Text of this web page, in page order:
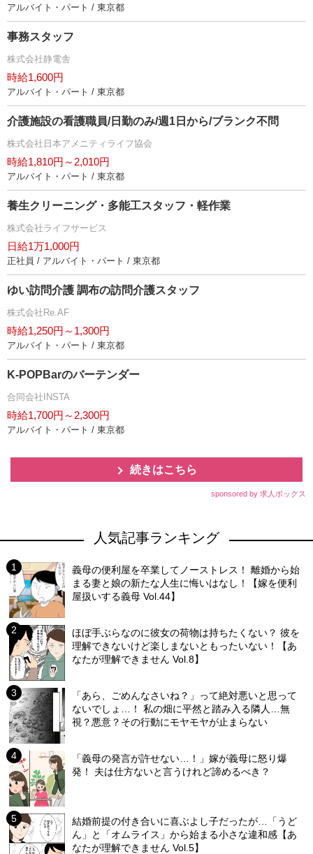
アルバイト・パート / 東京都
事務スタッフ
株式会社静電舎
時給1,600円
アルバイト・パート / 東京都
介護施設の看護職員/日勤のみ/週1日から/ブランク不問
株式会社日本アメニティライフ協会
時給1,810円～2,010円
アルバイト・パート / 東京都
養生クリーニング・多能工スタッフ・軽作業
株式会社ライフサービス
日給1万1,000円
正社員 / アルバイト・パート / 東京都
ゆい訪問介護 調布の訪問介護スタッフ
株式会社Re.AF
時給1,250円～1,300円
アルバイト・パート / 東京都
K-POPBarのバーテンダー
合同会社INSTA
時給1,700円～2,300円
アルバイト・パート / 東京都
続きはこちら
sponsored by 求人ボックス
人気記事ランキング
義母の便利屋を卒業してノーストレス！ 離婚から始
まる妻と娘の新たな人生に悔いはなし！【嫁を便利
屋扱いする義母 Vol.44】
ほぼ手ぶらなのに彼女の荷物は持ちたくない？ 彼を
理解できないけど楽しまないともったいない！【あ
なたが理解できません Vol.8】
「あら、ごめんなさいね？」って絶対悪いと思って
ないでしょ…！ 私の畑に平然と踏み入る隣人…無
視？悪意？その行動にモヤモヤが止まらない
「義母の発言が許せない…！」嫁が義母に怒り爆
発！ 夫は仕方ないと言うけれど諦めるべき？
結婚前提の付き合いに喜ぶよし子だったが…「うど
ん」と「オムライス」から始まる小さな違和感【あ
なたが理解できません Vol.5】